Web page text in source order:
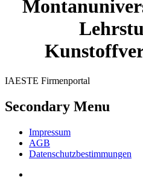
IAESTE Firmenportal
Secondary Menu
Impressum
AGB
Datenschutzbestimmungen